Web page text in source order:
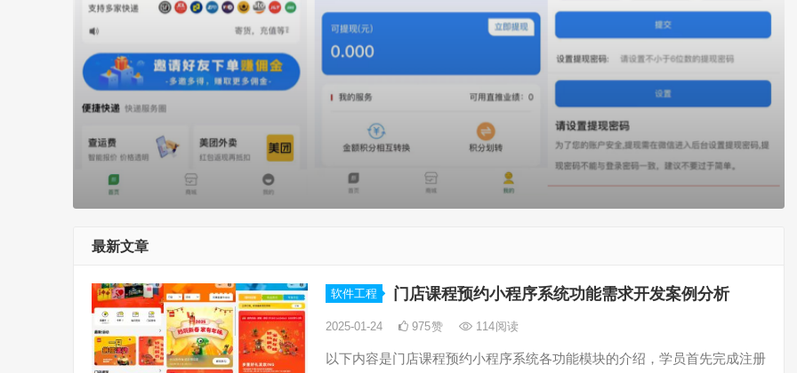
最新文章
软件工程 门店课程预约小程序系统功能需求开发案例分析
2025-01-24 975赞 114阅读
以下内容是门店课程预约小程序系统各功能模块的介绍，学员首先完成注册